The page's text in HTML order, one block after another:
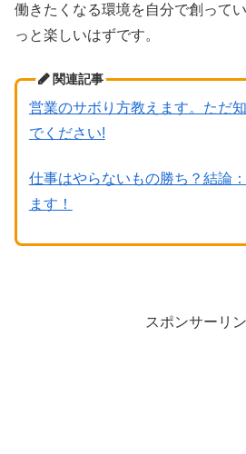
働きたくなる環境を自分で創って
っと楽しいはずです。
関連記事
営業のサボり方教えます。ただ
でください!
仕事はやらないもの勝ち？結論
ます！
スポンサーリ